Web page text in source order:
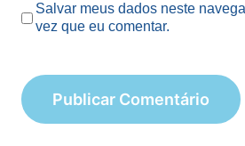
Salvar meus dados neste
vez que eu comentar.